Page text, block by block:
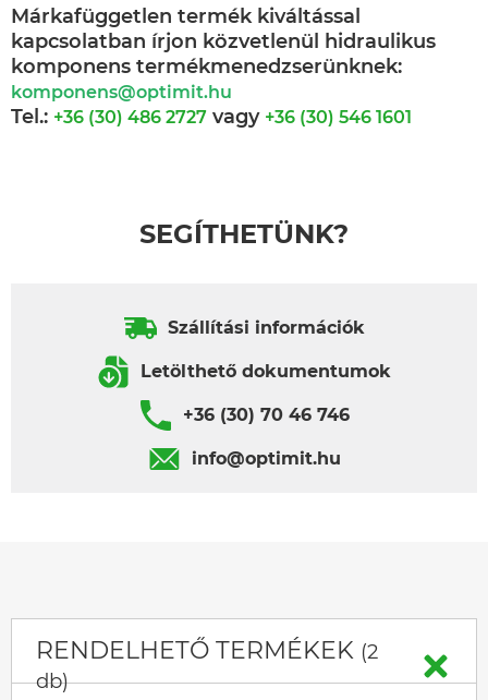
Márkafüggetlen termék kiváltással
kapcsolatban írjon közvetlenül hidraulikus
komponens termékmenedzserünknek:
komponens@optimit.hu
Tel.: +36 (30) 486 2727 vagy +36 (30) 546 1601
SEGÍTHETÜNK?
Szállítási információk
Letölthető dokumentumok
+36 (30) 70 46 746
info@optimit.hu
RENDELHETŐ TERMÉKEK (2
db)